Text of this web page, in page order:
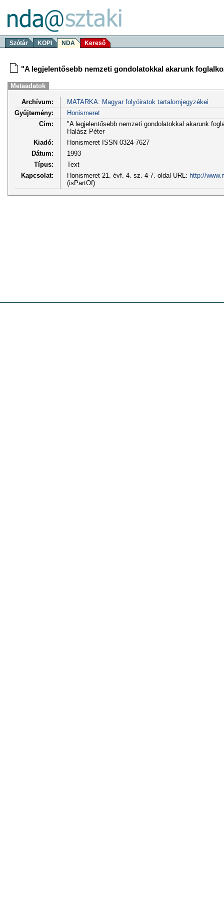
Szótár KOPI NDA Kereső
"A legjelentősebb nemzeti gondolatokkal akarunk
Metaadatok
Archívum:
MATARKA: Magyar folyóiratok tartalomjegyzékei
Gyűjtemény:
Honismeret
Cím:
"A legjelentősebb nemzeti gondolatokkal akarunk
Halász Péter
Kiadó:
Honismeret ISSN 0324-7627
Dátum:
1993
Típus:
Text
Kapcsolat:
Honismeret 21. évf. 4. sz. 4-7. oldal URL: http://
(isPartOf)